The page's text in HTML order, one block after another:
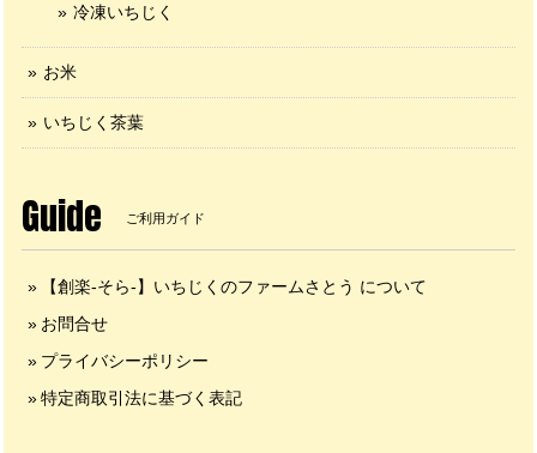
冷凍いちじく
お米
いちじく茶葉
Guide ご利用ガイド
【創楽-そら-】いちじくのファームさとう について
お問合せ
プライバシーポリシー
特定商取引法に基づく表記